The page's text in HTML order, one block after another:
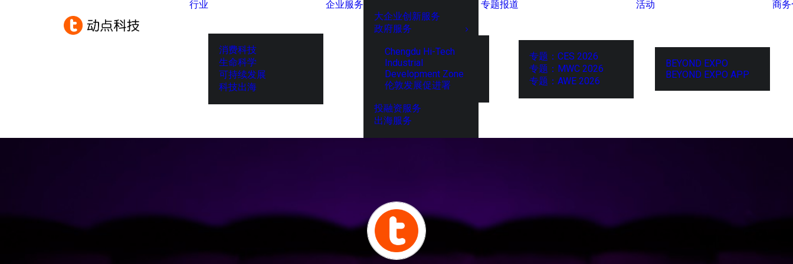
行业
消费科技
生命科学
可持续发展
科技出海
企业服务
大企业创新服务
政府服务
Chengdu Hi-Tech
Industrial
Development Zone
伦敦发展促进署
投融资服务
出海服务
专题报道
专题：CES 2026
专题：MWC 2026
专题：AWE 2026
活动
BEYOND EXPO
BEYOND EXPO APP
商